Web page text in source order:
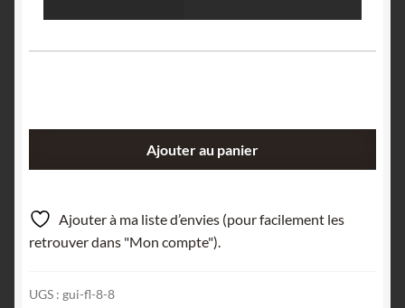
miel,
carrière
de
Hainaut,
Ajouter au panier
Ajouter à ma liste d’envies (pour facilement les
retrouver dans "Mon compte").
UGS : gui-fl-8-8